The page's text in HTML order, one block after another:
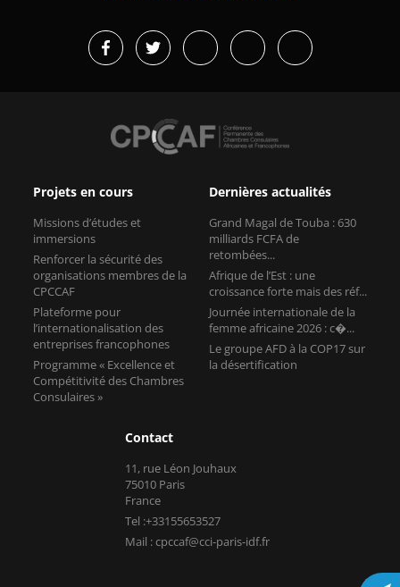
Projets en cours
Missions d’études et
immersions
Renforcer la sécurité des
organisations membres de la
CPCCAF
Plateforme pour
l’internationalisation des
entreprises francophones
Programme « Excellence et
Compétitivité des Chambres
Consulaires »
Dernières actualités
Grand Magal de Touba : 630
milliards FCFA de
retombées...
Afrique de l’Est : une
croissance forte mais des réf...
Journée internationale de la
femme africaine 2026 : c�...
Le groupe AFD à la COP17 sur
la désertification
Contact
11, rue Léon Jouhaux
75010 Paris
France
Tel :+33155653527
Mail : cpccaf@cci-paris-idf.fr